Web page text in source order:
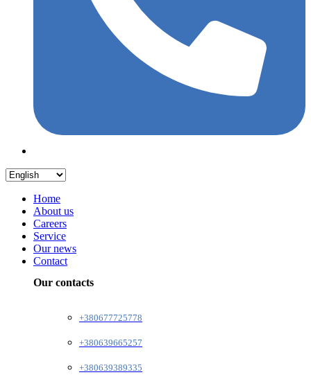
Home
About us
Careers
Service
Our news
Contact
Our contacts
+380677725778
+380639665257
+380639389335